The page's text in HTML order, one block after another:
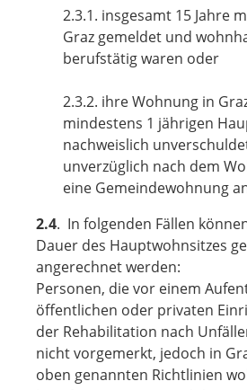
2.3.1. insgesamt 15 Jahre
Graz gemeldet und
berufstätig waren oder
2.3.2. ihre Wohnung in
mindestens 1 jährigen
nachweislich
unverzüglich nach dem
eine Gemeindewohnung
2.4. In folgenden Fällen
Dauer des Hauptwohnsitzes
angerechnet werden:
Personen, die vor einem
öffentlichen oder privaten
der Rehabilitation nach
nicht vorgemerkt, jedoch in
oben genannten Richtlinien